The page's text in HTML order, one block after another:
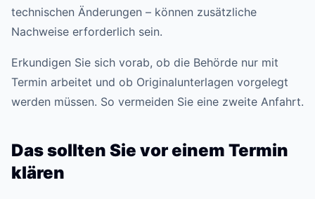
technischen Änderungen – können zusätzliche
Nachweise erforderlich sein.
Erkundigen Sie sich vorab, ob die Behörde nur mit
Termin arbeitet und ob Originalunterlagen vorgelegt
werden müssen. So vermeiden Sie eine zweite Anfahrt.
Das sollten Sie vor einem Termin
klären